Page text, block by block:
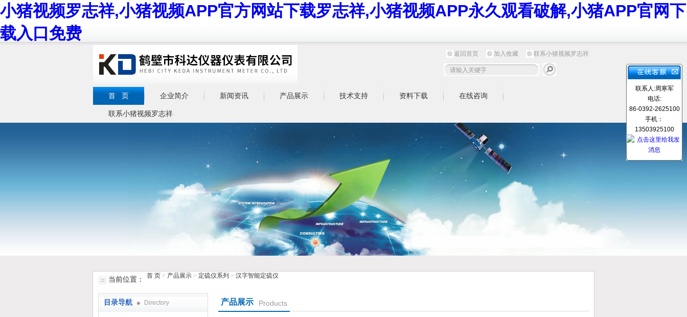
小猪视频罗志祥,小猪视频APP官方网站下载罗志祥,小猪视频APP永久观看破解,小猪APP官网下
载入口免费
鹤壁市小猪视频罗志祥仪器仪表有限公司
返回首页 加入收藏 联系小猪视频罗志祥
首 页 企业简介 新闻资讯 产品展示 技术支持 资料下载 在线咨询
联系小猪视频罗志祥
当前位置： 首 页 > 产品展示 > 定硫仪系列 > 汉字智能定硫仪
目录导航 Directory 产品展示 Products
联系人:周寒军
电话:
86-0392-2625100
手机：
13503925100